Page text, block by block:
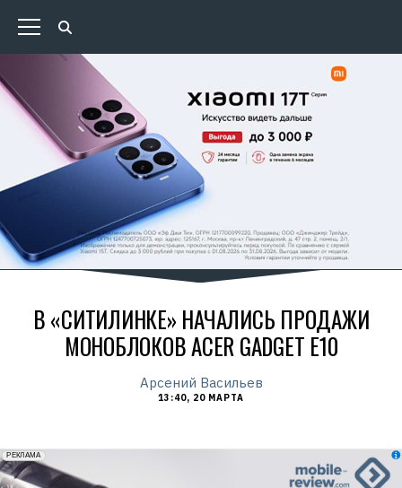
В «СИТИЛИНКЕ» НАЧАЛИСЬ ПРОДАЖИ
МОНОБЛОКОВ ACER GADGET E10
Арсений Васильев
13:40, 20 МАРТА
erid: 2VfnxxmNzs5
РЕКЛАМА